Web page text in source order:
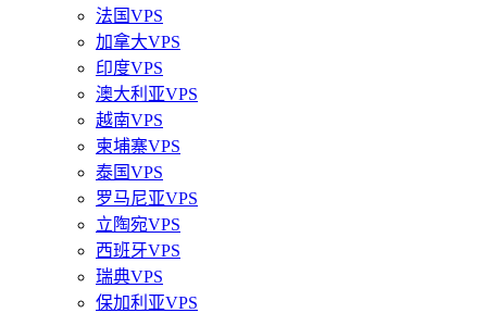
法国VPS
加拿大VPS
印度VPS
澳大利亚VPS
越南VPS
柬埔寨VPS
泰国VPS
罗马尼亚VPS
立陶宛VPS
西班牙VPS
瑞典VPS
保加利亚VPS